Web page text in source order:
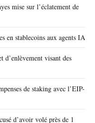
mise sur l’éclatement de
en stablecoins aux agents IA
d’enlèvement visant des
de staking avec l’EIP-
d’avoir volé près de 1